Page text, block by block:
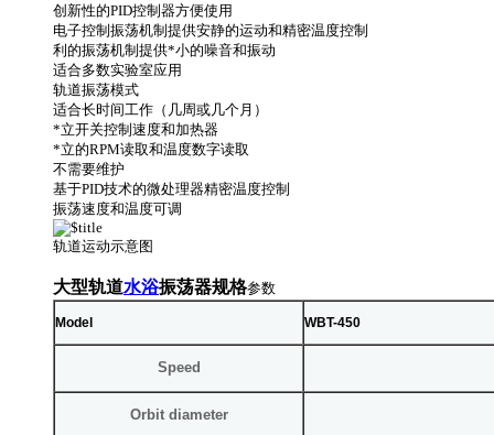
创新性的PID控制器方便使用
电子控制振荡机制提供安静的运动和精密温度控制
利的振荡机制提供*小的噪音和振动
适合多数实验室应用
轨道振荡模式
适合长时间工作（几周或几个月）
*立开关控制速度和加热器
*立的RPM读取和温度数字读取
不需要维护
基于PID技术的微处理器精密温度控制
振荡速度和温度可调
轨道运动示意图
大型轨道水浴振荡器规格参数
Model WBT-450
Speed
Orbit diameter